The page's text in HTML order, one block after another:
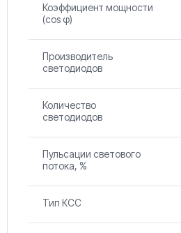
Коэффициент мощности
(cos φ)
Производитель
светодиодов
Количество
светодиодов
Пульсации светового
потока, %
Тип КСС